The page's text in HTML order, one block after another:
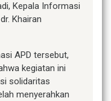
Kepala Informasi
Khairan
APD tersebut,
kegiatan ini
solidaritas
menyerahkan